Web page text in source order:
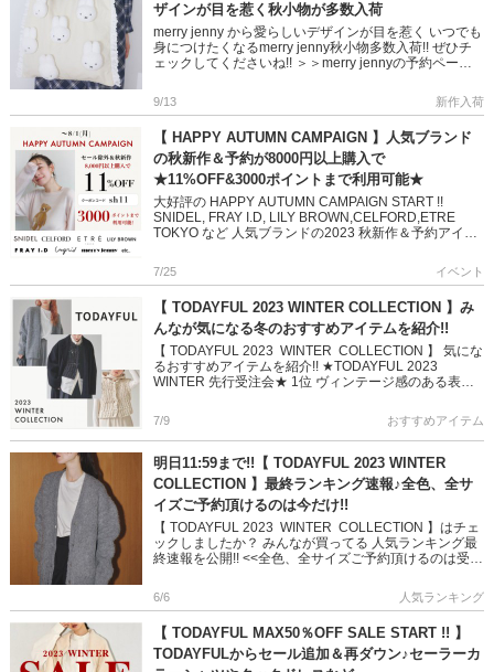
ザインが目を惹く秋小物が多数入荷
merry jenny から愛らしいデザインが目を惹く いつでも
身につけたくなるmerry jenny秋小物多数入荷!! ぜひチ
ェックしてくださいね!! ＞＞merry jennyの予約ページ
9/13 新作入荷
【 HAPPY AUTUMN CAMPAIGN 】人気ブランド
の秋新作＆予約が8000円以上購入で
★11%OFF&3000ポイントまで利用可能★
大好評の HAPPY AUTUMN CAMPAIGN START !!
SNIDEL, FRAY I.D, LILY BROWN,CELFORD,ETRE
TOKYO など 人気ブランドの2023 秋新作＆予約アイテ
7/25 イベント
【 TODAYFUL 2023 WINTER COLLECTION 】み
んなが気になる冬のおすすめアイテムを紹介!!
【 TODAYFUL 2023 WINTER COLLECTION 】 気にな
るおすすめアイテムを紹介!! ★TODAYFUL 2023
WINTER 先行受注会★ 1位 ヴィンテージ感のある表情
7/9 おすすめアイテム
明日11:59まで!!【 TODAYFUL 2023 WINTER
COLLECTION 】最終ランキング速報♪全色、全サ
イズご予約頂けるのは今だけ!!
【 TODAYFUL 2023 WINTER COLLECTION 】はチェ
ックしましたか？ みんなが買ってる 人気ランキング最
終速報を公開!! <<全色、全サイズご予約頂けるのは受注
6/6 人気ランキング
【 TODAYFUL MAX50％OFF SALE START !! 】
TODAYFULからセール追加＆再ダウン♪セーラーカ